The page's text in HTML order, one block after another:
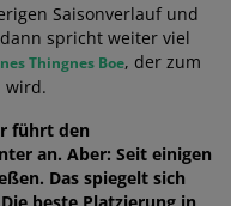
Saisonverlauf und
spricht weiter viel
Thingnes Boe, der zum
wird.
führt den
an. Aber: Seit einigen
Das spiegelt sich
beste Platzierung in